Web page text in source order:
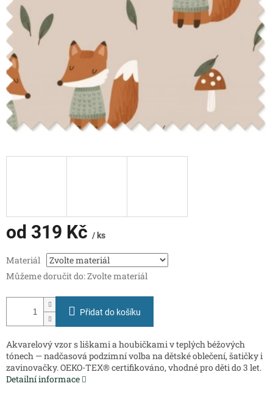
od 319 Kč / ks
cena:
Materiál
Můžeme doručit do:Zvolte materiál
Přidat do košíku
Akvarelový vzor s liškami a houbičkami v teplých béžových
tónech — nadčasová podzimní volba na dětské oblečení, šatičky i
zavinovačky. OEKO-TEX® certifikováno, vhodné pro děti do 3 let.
Detailní informace